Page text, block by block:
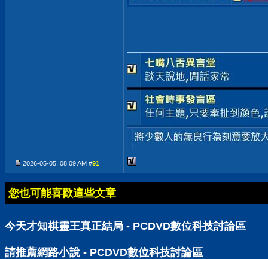
2026-05-05, 08:09 AM #91
您也可能喜歡這些文章
今天才知棋靈王真正結局 - PCDVD數位科技討論區
請推薦網路小說 - PCDVD數位科技討論區